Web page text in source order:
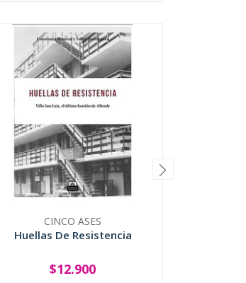
CINCO ASES
Huellas De Resistencia
+
$12.900